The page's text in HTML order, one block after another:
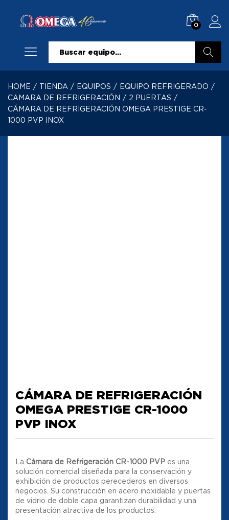
0
HOME / TIENDA / EQUIPOS / EQUIPO REFRIGERADO /
CAMARA DE REFRIGERACIÓN / 2 PUERTAS /
CÁMARA DE REFRIGERACIÓN OMEGA PRESTIGE CR-
1000 PVP INOX
CÁMARA DE REFRIGERACIÓN
OMEGA PRESTIGE CR-1000
PVP INOX
La Cámara de Refrigeración CR-1000 PVP es una
solución comercial diseñada para la conservación y
exhibición de productos perecederos en diversos
negocios. Su construcción en acero inoxidable y puertas
de vidrio de doble capa garantizan durabilidad y una
presentación atractiva de los productos.